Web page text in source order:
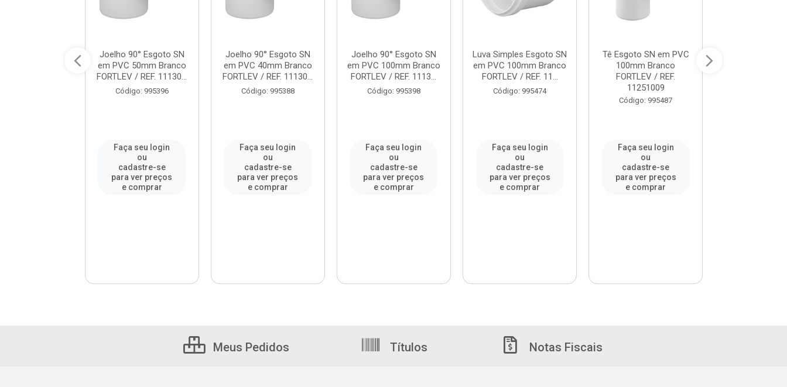
Joelho 90° Esgoto SN
em PVC 50mm Branco
FORTLEV / REF. 11130...
Código: 995396
Faça seu login
ou
cadastre-se
para ver preços
e comprar
Joelho 90° Esgoto SN
em PVC 40mm Branco
FORTLEV / REF. 11130...
Código: 995388
Faça seu login
ou
cadastre-se
para ver preços
e comprar
Joelho 90° Esgoto SN
em PVC 100mm Branco
FORTLEV / REF. 1113...
Código: 995398
Faça seu login
ou
cadastre-se
para ver preços
e comprar
Luva Simples Esgoto SN
em PVC 100mm Branco
FORTLEV / REF. 11...
Código: 995474
Faça seu login
ou
cadastre-se
para ver preços
e comprar
Tê Esgoto SN em PVC
100mm Branco
FORTLEV / REF.
11251009
Código: 995487
Faça seu login
ou
cadastre-se
para ver preços
e comprar
Meus Pedidos Títulos Notas Fiscais